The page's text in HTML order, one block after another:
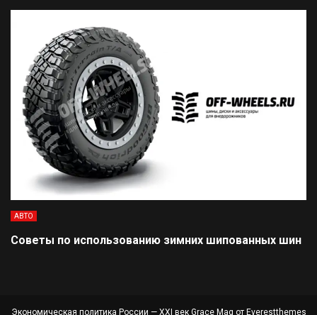
АВТО
Советы по использованию зимних шипованных шин
Экономическая политика России — XXI век Grace Mag от Everestthemes